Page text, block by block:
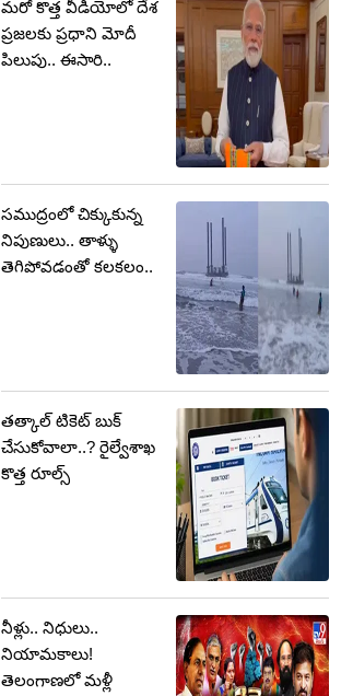
మరో కొత్త వీడియోలో దేశ
ప్రజలకు ప్రధాని మోదీ
పిలుపు.. ఈసారి..
సముద్రంలో చిక్కుకున్న
నిపుణులు.. తాళ్ళు
తెగిపోవడంతో కలకలం..
తత్కాల్ టికెట్ బుక్
చేసుకోవాలా..? రైల్వేశాఖ
కొత్త రూల్స్
నీళ్లు.. నిధులు..
నియామకాలు!
తెలంగాణలో మళ్లీ